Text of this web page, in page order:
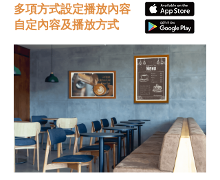
多項方式設定播放內容
​自定內容及播放方式